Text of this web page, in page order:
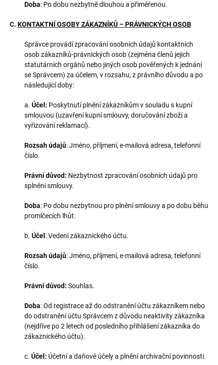
Doba: Po dobu nezbytně dlouhou a přiměřenou.
C. KONTAKTNÍ OSOBY ZÁKAZNÍKŮ – PRÁVNICKÝCH OSOB
Správce provádí zpracování osobních údajů kontaktních
osob zákazníků-právnických osob (zejména členů jejich
statutárních orgánů nebo jiných osob pověřených k jednání
se Správcem) za účelem, v rozsahu, z právního důvodu a po
následující doby:
a. Účel: Poskytnutí plnění zákazníkům v souladu s kupní
smlouvou (uzavření kupní smlouvy, doručování zboží a
vyřizování reklamací).
Rozsah údajů: Jméno, příjmení, e-mailová adresa, telefonní
číslo.
Právní důvod: Nezbytnost zpracování osobních údajů pro
splnění smlouvy.
Doba: Po dobu nezbytnou pro plnění smlouvy a po dobu běhu
promlčecích lhůt.
b. Účel : Vedení zákaznického účtu.
Rozsah údajů: Jméno, příjmení, e-mailová adresa, telefonní
číslo.
Právní důvod: Souhlas.
Doba: Od registrace až do odstranění účtu zákazníkem nebo
do odstranění účtu Správcem z důvodu neaktivity zákazníka
(nejdříve po 2 letech od posledního přihlášení zákazníka do
zákaznického účtu).
c. Účel: Účetní a daňové účely a plnění archivační povinnosti.